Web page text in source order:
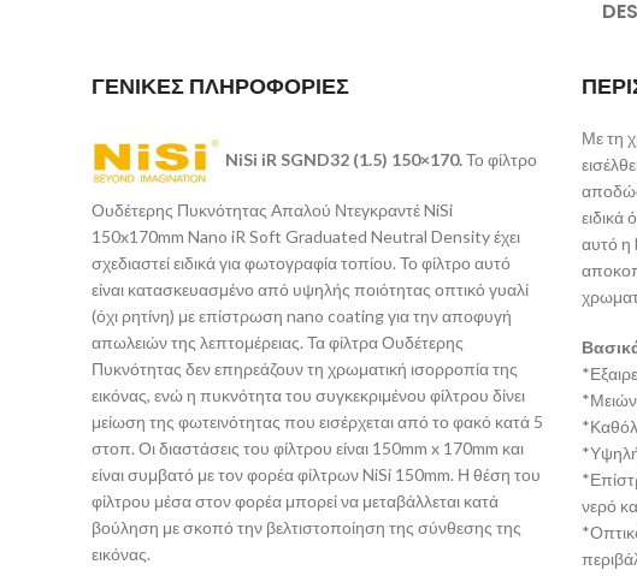
ΓΕΝΙΚΕΣ ΠΛΗΡΟΦΟΡΙΕΣ
NiSi iR SGND32 (1.5) 150×170.Το φίλτρο
Ουδέτερης Πυκνότητας Απαλού Ντεγκραντέ NiSi
150x170mm Nano iR Soft Graduated Neutral Density έχει
σχεδιαστεί ειδικά για φωτογραφία τοπίου. Το φίλτρο αυτό
είναι κατασκευασμένο από υψηλής ποιότητας οπτικό γυαλί
(όχι ρητίνη) με επίστρωση nano coating για την αποφυγή
απωλειών της λεπτομέρειας. Τα φίλτρα Ουδέτερης
Πυκνότητας δεν επηρεάζουν τη χρωματική ισορροπία της
εικόνας, ενώ η πυκνότητα του συγκεκριμένου φίλτρου δίνει
μείωση της φωτεινότητας που εισέρχεται από το φακό κατά 5
στοπ. Οι διαστάσεις του φίλτρου είναι 150mm x 170mm και
είναι συμβατό με τον φορέα φίλτρων NiSi 150mm. Η θέση του
φίλτρου μέσα στον φορέα μπορεί να μεταβάλλεται κατά
βούληση με σκοπό την βελτιστοποίηση της σύνθεσης της
εικόνας.
Με τη
ειδικά
αυτό η
*Υψηλή
νερό